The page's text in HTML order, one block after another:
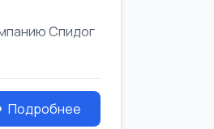
Спидог
Подробнее